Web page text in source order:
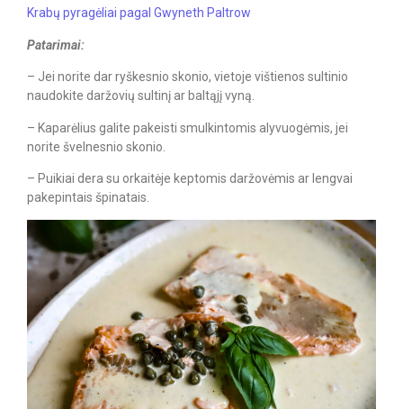
Krabų pyragėliai pagal Gwyneth Paltrow
Patarimai:
– Jei norite dar ryškesnio skonio, vietoje vištienos sultinio
naudokite daržovių sultinį ar baltąjį vyną.
– Kaparėlius galite pakeisti smulkintomis alyvuogėmis, jei
norite švelnesnio skonio.
– Puikiai dera su orkaitėje keptomis daržovėmis ar lengvai
pakepintais špinatais.